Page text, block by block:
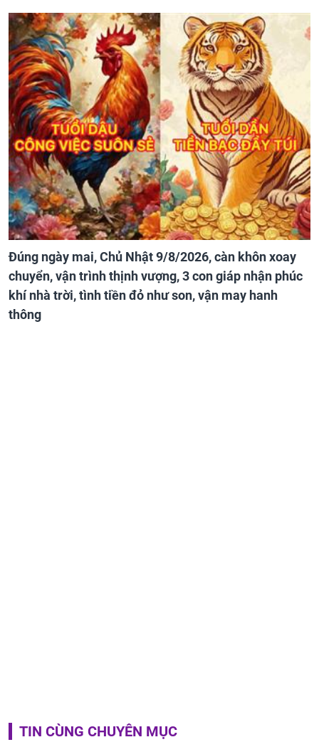
Đúng ngày mai, Chủ Nhật 9/8/2026, càn khôn xoay
chuyển, vận trình thịnh vượng, 3 con giáp nhận phúc
khí nhà trời, tình tiền đỏ như son, vận may hanh
thông
TIN CÙNG CHUYÊN MỤC